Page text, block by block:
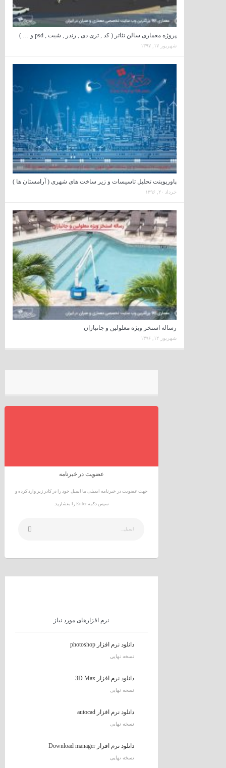
پروژه معماری سالن تئاتر ( کد , تری دی , رندر , شیت , psd و … )
شهریور ۱۷, ۱۳۹۷
پاورپوینت تحلیل تاسیسات و زیر ساخت های شهری ( آرامستان ها )
خرداد ۲۰, ۱۳۹۶
رساله استخر ویژه معلولین و جانبازان
شهریور ۱۲, ۱۳۹۶
عضویت در خبرنامه
جهت عضویت در خبرنامه ایمیلی ما ایمیل خود را در کادر زیر وارد کرده و
سپس دکمه Enter را بفشارید.
نرم افزارهای مورد نیاز
دانلود نرم افزار photoshop
نسخه نهایی
دانلود نرم افزار 3D Max
نسخه نهایی
دانلود نرم افزار autocad
نسخه نهایی
دانلود نرم افزار Download manager
نسخه نهایی